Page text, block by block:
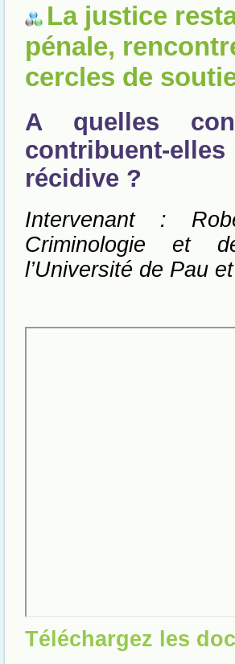
La justice
pénale,
cercles de
A quelles
contribuent-
récidive ?
Intervenant :
Criminologie et
l’Université de Pau
Téléchargez les